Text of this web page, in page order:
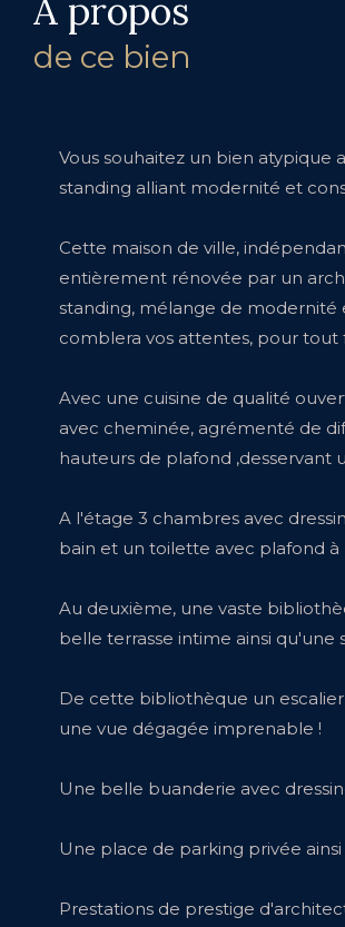
a propos
de ce bien
Vous souhaitez un bien atypique
standing alliant modernité et
Cette maison de ville,
entièrement rénovée par un
standing, mélange de
comblera vos attentes, pour tout
Avec une cuisine de qualité
avec cheminée, agrémenté de
hauteurs de plafond ,desservant
A l'étage 3 chambres avec
bain et un toilette avec plafond à
Au deuxième, une vaste
belle terrasse intime ainsi qu'une
De cette bibliothèque un
une vue dégagée imprenable !
Une belle buanderie avec
Une place de parking privée
Prestations de prestige